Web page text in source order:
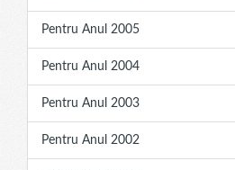
Pentru Anul 2005
Pentru Anul 2004
Pentru Anul 2003
Pentru Anul 2002